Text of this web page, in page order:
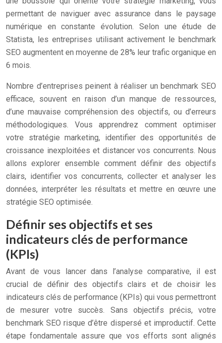
permettant de naviguer avec assurance dans le paysage
numérique en constante évolution. Selon une étude de
Statista, les entreprises utilisant activement le benchmark
SEO augmentent en moyenne de 28% leur trafic organique en
6 mois.
Nombre d’entreprises peinent à réaliser un benchmark SEO
efficace, souvent en raison d’un manque de ressources,
d’une mauvaise compréhension des objectifs, ou d’erreurs
méthodologiques. Vous apprendrez comment optimiser
votre stratégie marketing, identifier des opportunités de
croissance inexploitées et distancer vos concurrents. Nous
allons explorer ensemble comment définir des objectifs
clairs, identifier vos concurrents, collecter et analyser les
données, interpréter les résultats et mettre en œuvre une
stratégie SEO optimisée.
Définir ses objectifs et ses
indicateurs clés de performance
(KPIs)
Avant de vous lancer dans l’analyse comparative, il est
crucial de définir des objectifs clairs et de choisir les
indicateurs clés de performance (KPIs) qui vous permettront
de mesurer votre succès. Sans objectifs précis, votre
benchmark SEO risque d’être dispersé et improductif. Cette
étape fondamentale assure que vos efforts sont alignés